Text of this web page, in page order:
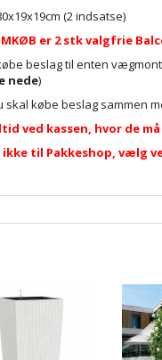
(2 indsatse)
er 2 stk valgfrie
beslag til enten
nede)
skal købe beslag sammen
ved kassen, hvor de
ikke til Pakkeshop, vælg